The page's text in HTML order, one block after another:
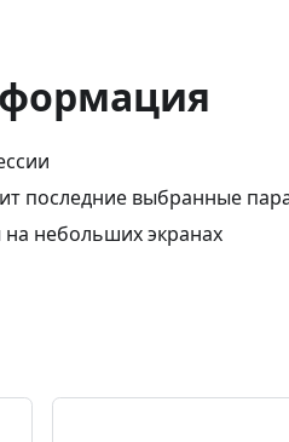
последние выбранные
небольших экранах